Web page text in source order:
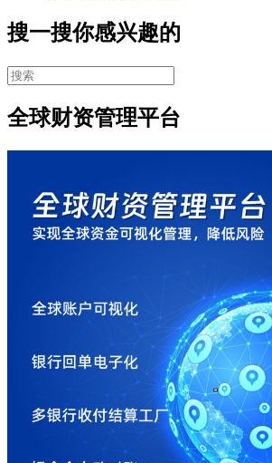
搜一搜你感兴趣的
全球财资管理平台